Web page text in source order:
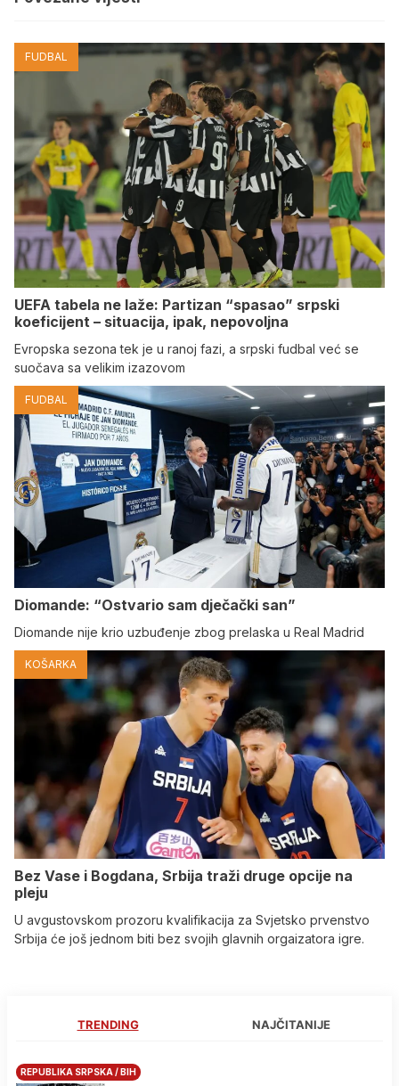
FUDBAL
UEFA tabela ne laže: Partizan “spasao” srpski
koeficijent – situacija, ipak, nepovoljna
Evropska sezona tek je u ranoj fazi, a srpski fudbal već se
suočava sa velikim izazovom
FUDBAL
Diomande: “Ostvario sam dječački san”
Diomande nije krio uzbuđenje zbog prelaska u Real Madrid
KOŠARKA
Bez Vase i Bogdana, Srbija traži druge opcije na
pleju
U avgustovskom prozoru kvalifikacija za Svjetsko prvenstvo
Srbija će još jednom biti bez svojih glavnih orgaizatora igre.
TRENDING NAJČITANIJE
REPUBLIKA SRPSKA / BIH